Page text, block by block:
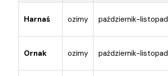
Harnaś ozimy październik-listopad
Ornak ozimy październik-listopad